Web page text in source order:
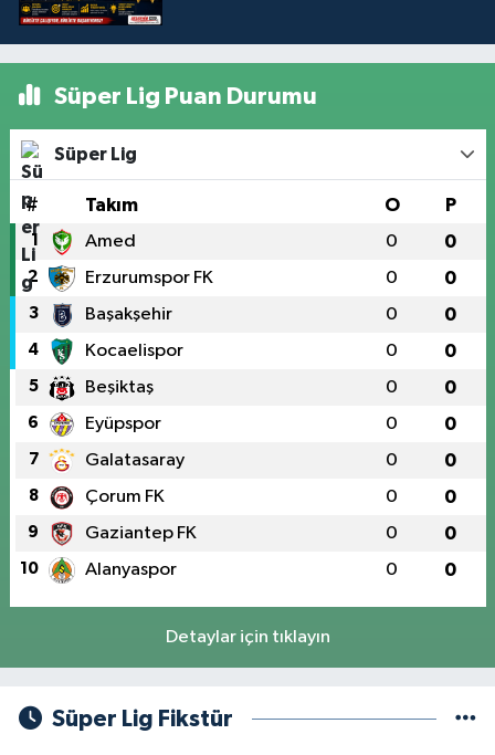
Süper Lig Puan Durumu
Süper Lig
# Takım O P
1 Amed 0 0
2 Erzurumspor FK 0 0
3 Başakşehir 0 0
4 Kocaelispor 0 0
5 Beşiktaş 0 0
6 Eyüpspor 0 0
7 Galatasaray 0 0
8 Çorum FK 0 0
9 Gaziantep FK 0 0
10 Alanyaspor 0 0
Detaylar için tıklayın
Süper Lig Fikstür